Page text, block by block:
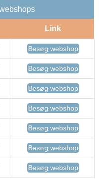
Link
Besøg webshop
Besøg webshop
Besøg webshop
Besøg webshop
Besøg webshop
Besøg webshop
Besøg webshop